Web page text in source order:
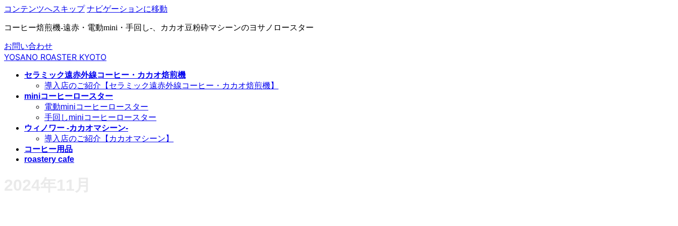
コンテンツへスキップ ナビゲーションに移動
コーヒー焙煎機-遠赤・電動mini・手回し-、カカオ豆粉砕マシーンのヨサノロースター
お問い合わせ
YOSANO ROASTER KYOTO
セラミック遠赤外線コーヒー・カカオ焙煎機
導入店のご紹介【セラミック遠赤外線コーヒー・カカオ焙煎機】
miniコーヒーロースター
電動miniコーヒーロースター
手回しminiコーヒーロースター
ウィノワー -カカオマシーン-
導入店のご紹介【カカオマシーン】
コーヒー用品
roastery cafe